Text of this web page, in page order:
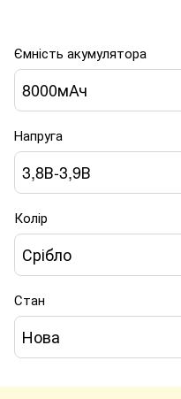
Ємність акумулятора
8000мАч
Напруга
3,8В-3,9В
Колір
Срібло
Стан
Нова